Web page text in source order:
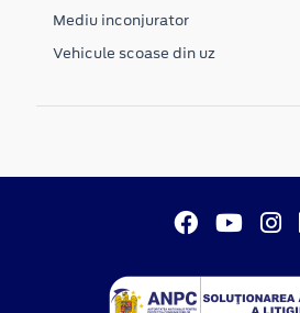
Mediu inconjurator
Vehicule scoase din uz